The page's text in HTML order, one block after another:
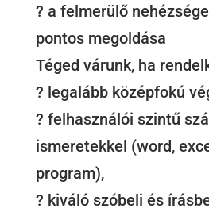
? a felmerülő
pontos megoldása
Téged várunk, ha
? legalább középfokú
? felhasználói szintű
ismeretekkel (word,
program),
? kiváló szóbeli és